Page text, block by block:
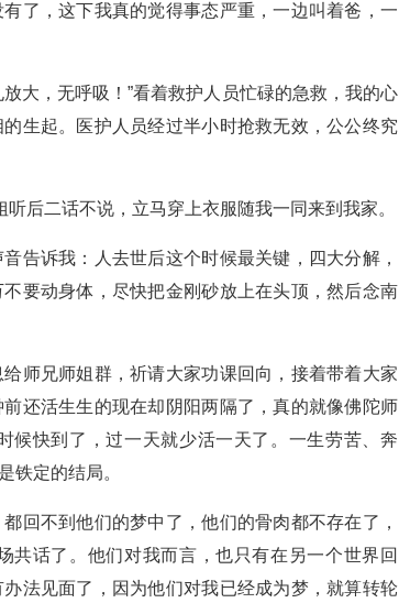
了，这下我真的觉得事态严重，一边叫着爸，一
大，无呼吸！”看着救护人员忙碌的急救，我的心
生起。医护人员经过半小时抢救无效，公公终究
后二话不说，立马穿上衣服随我一同来到我家。
告诉我：人去世后这个时候最关键，四大分解，
要动身体，尽快把金刚砂放上在头顶，然后念南
师兄师姐群，祈请大家功课回向，接着带着大家
还活生生的现在却阴阳两隔了，真的就像佛陀师
候快到了，过一天就少活一天了。一生劳苦、奔
铁定的结局。
回不到他们的梦中了，他们的骨肉都不存在了，
共话了。他们对我而言，也只有在另一个世界回
法见面了，因为他们对我已经成为梦，就算转轮